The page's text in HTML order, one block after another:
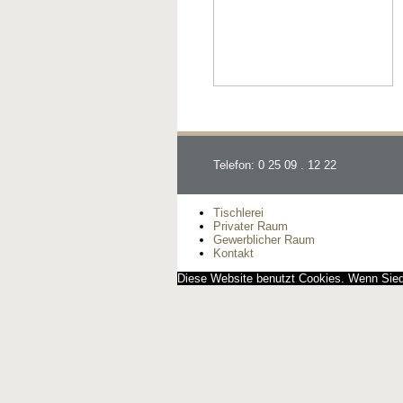
Telefon: 0 25 09 . 12 22
Tischlerei
Privater Raum
Gewerblicher Raum
Kontakt
Diese Website benutzt Cookies. Wenn